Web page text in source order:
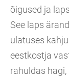
õigused ja
See laps
ulatuses
eestkostja
rahuldas hagi,